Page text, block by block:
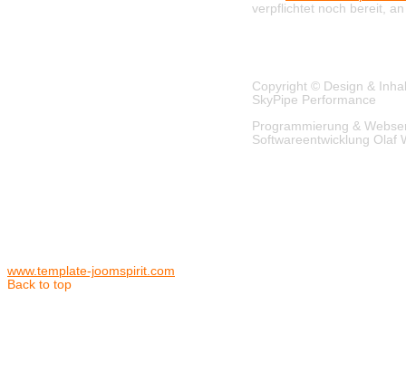
verpflichtet noch bereit,
Copyright © Design &
SkyPipe Performance
Programmierung &
Softwareentwicklung Olaf
www.template-joomspirit.com
Back to top